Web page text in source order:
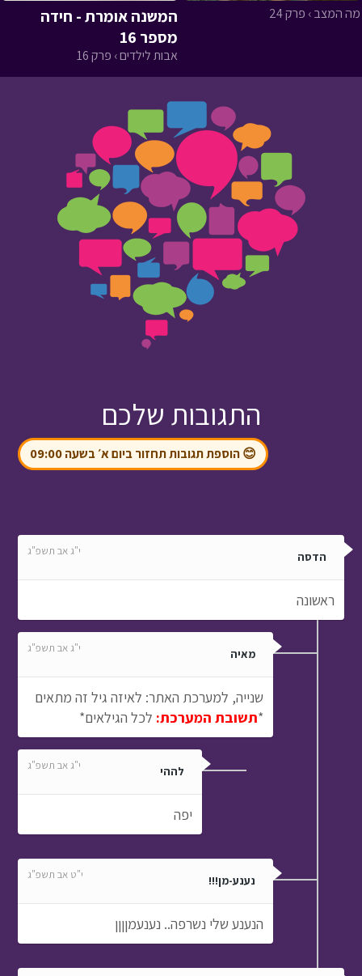
מה המצב › פרק 24
המשנה אומרת - חידה
מספר 16
אבות לילדים › פרק 16
התגובות שלכם
😊 הוספת תגובות תחזור ביום א׳ בשעה 09:00
הדסה י"ג אב תשפ"ג
ראשונה
מאיה י"ג אב תשפ"ג
שנייה, למערכת האתר: לאיזה גיל זה מתאים
*תשובת המערכת: לכל הגילאים*
לההי י"ג אב תשפ"ג
יפה
נענע-מן!!! י"ט אב תשפ"ג
הנענע שלי נשרפה.. נענעמןןןן